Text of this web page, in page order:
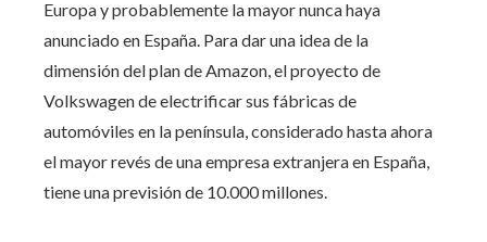
Europa y probablemente la mayor nunca haya
anunciado en España. Para dar una idea de la
dimensión del plan de Amazon, el proyecto de
Volkswagen de electrificar sus fábricas de
automóviles en la península, considerado hasta ahora
el mayor revés de una empresa extranjera en España,
tiene una previsión de 10.000 millones.